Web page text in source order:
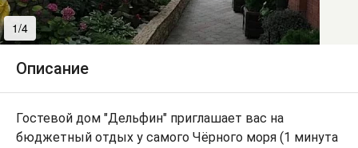
1/4
Описание
Гостевой дом "Дельфин" приглашает вас на
бюджетный отдых у самого Чёрного моря (1 минута